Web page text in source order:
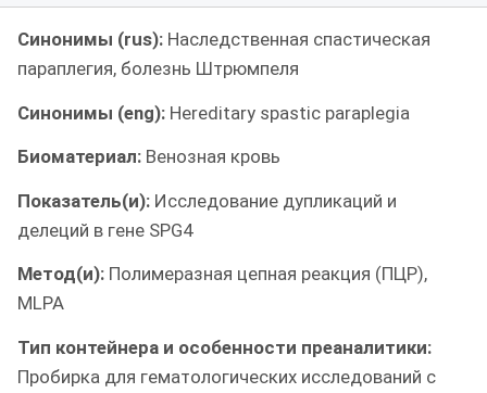
Синонимы (rus): Наследственная спастическая
параплегия, болезнь Штрюмпеля
Синонимы (eng): Hereditary spastic paraplegia
Биоматериал: Венозная кровь
Показатель(и): Исследование дупликаций и
делеций в гене SPG4
Метод(и): Полимеразная цепная реакция (ПЦР),
MLPA
Тип контейнера и особенности преаналитики:
Пробирка для гематологических исследований с